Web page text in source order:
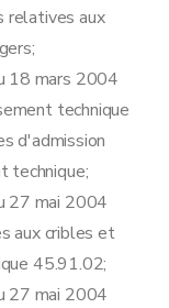
relatives aux
18 mars 2004
technique
d'admission
technique;
27 mai 2004
aux cribles et
45.91.02;
27 mai 2004